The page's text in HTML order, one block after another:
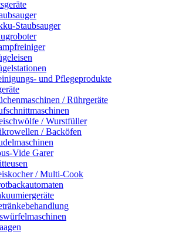
Staubsauger
und Pflegeprodukte
/ Rührgeräte
/ Wurstfüller
/ Backöfen
Vide Garer
/ Multi-Cook